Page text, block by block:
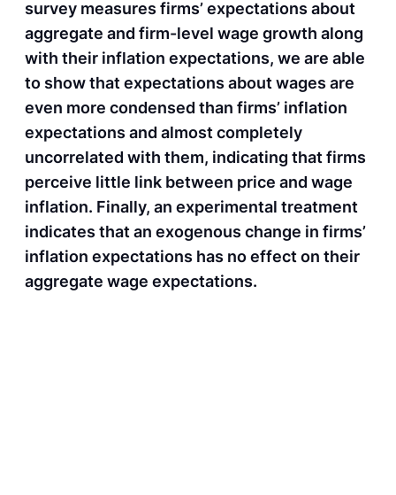
survey measures firms’ expectations about
aggregate and firm-level wage growth along
with their inflation expectations, we are able
to show that expectations about wages are
even more condensed than firms’ inflation
expectations and almost completely
uncorrelated with them, indicating that firms
perceive little link between price and wage
inflation. Finally, an experimental treatment
indicates that an exogenous change in firms’
inflation expectations has no effect on their
aggregate wage expectations.